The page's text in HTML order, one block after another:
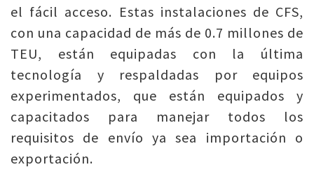
el fácil acceso. Estas instalaciones de CFS,
con una capacidad de más de 0.7 millones de
TEU, están equipadas con la última
tecnología y respaldadas por equipos
experimentados, que están equipados y
capacitados para manejar todos los
requisitos de envío ya sea importación o
exportación.